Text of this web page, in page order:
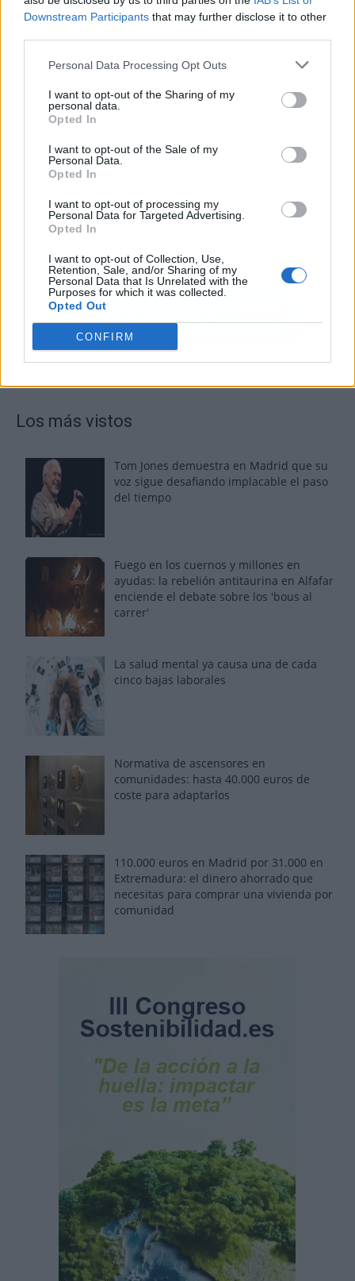
Downstream Participants that may further disclose it to other
Personal Data Processing Opt Outs
I want to opt-out of the Sharing of my
personal data.
Opted In
I want to opt-out of the Sale of my
Personal Data.
Opted In
I want to opt-out of processing my
Personal Data for Targeted Advertising.
Opted In
I want to opt-out of Collection, Use,
Retention, Sale, and/or Sharing of my
Personal Data that Is Unrelated with the
Purposes for which it was collected.
Opted Out
CONFIRM
Los más vistos
Tom Jones demuestra en Madrid que su
voz sigue desafiando implacable el paso
del tiempo
Fuego en los cuernos y millones en
ayudas: la rebelión antitaurina en Alfafar
enciende el debate sobre los 'bous al
carrer'
La salud mental ya causa una de cada
cinco bajas laborales
Normativa de ascensores en
comunidades: hasta 40.000 euros de
coste para adaptarlos
110.000 euros en Madrid por 31.000 en
Extremadura: el dinero ahorrado que
necesitas para comprar una vivienda por
comunidad